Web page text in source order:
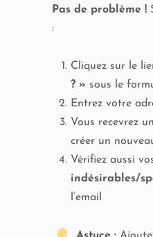
Pas de problème !
:
Cliquez sur le
? » sous le
Entrez votre
Vous recevrez
créer un
Vérifiez aussi
indésirables/
l’email